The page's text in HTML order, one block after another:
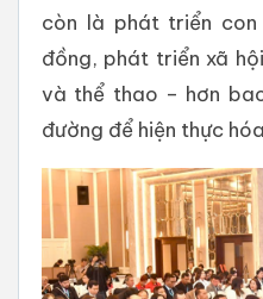
còn là phát triển
đồng, phát triển xã
và thể thao – hơn
đường để hiện thực